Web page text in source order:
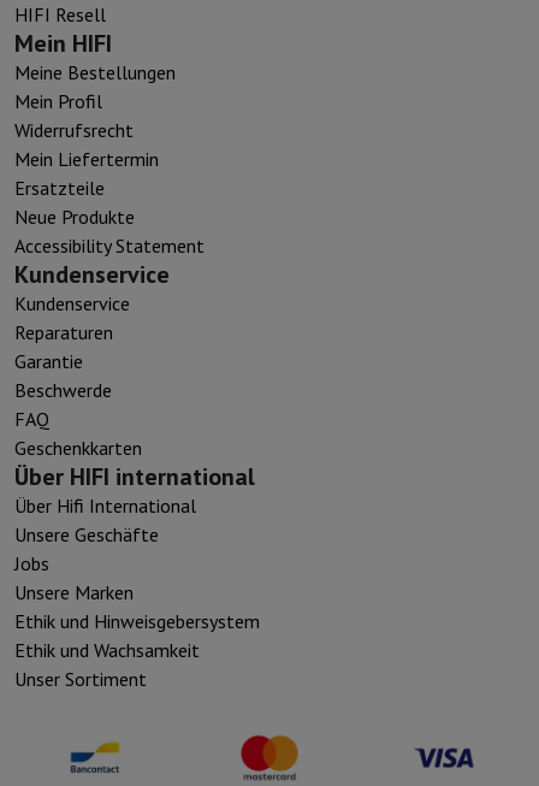
HIFI Resell
Mein HIFI
Meine Bestellungen
Mein Profil
Widerrufsrecht
Mein Liefertermin
Ersatzteile
Neue Produkte
Accessibility Statement
Kundenservice
Kundenservice
Reparaturen
Garantie
Beschwerde
FAQ
Geschenkkarten
Über HIFI international
Über Hifi International
Unsere Geschäfte
Jobs
Unsere Marken
Ethik und Hinweisgebersystem
Ethik und Wachsamkeit
Unser Sortiment